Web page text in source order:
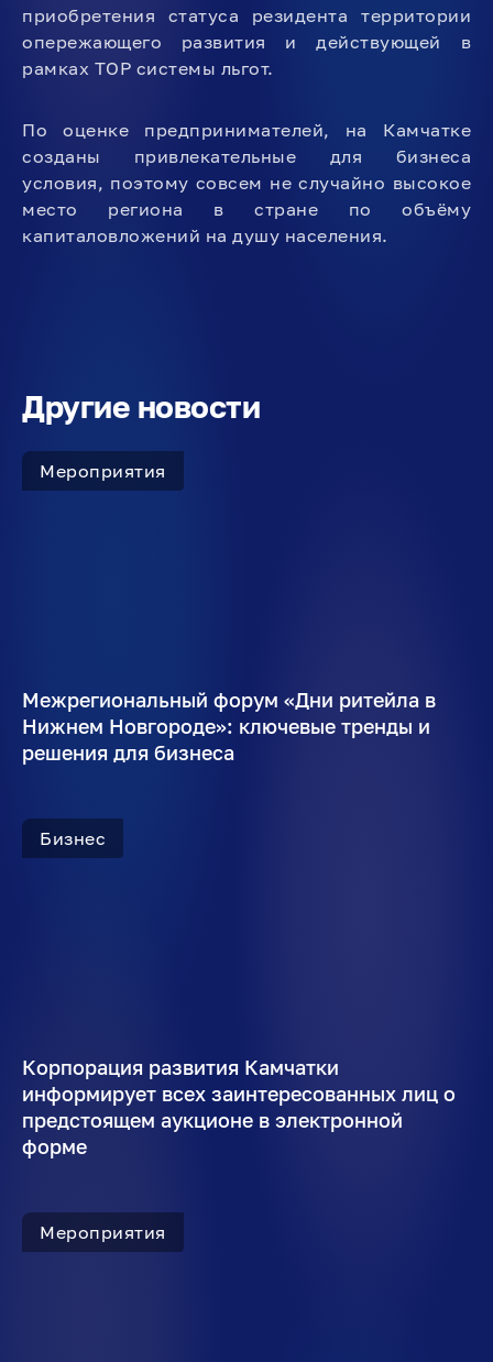
приобретения статуса резидента территории
опережающего развития и действующей в
рамках ТОР системы льгот.
По оценке предпринимателей, на Камчатке
созданы привлекательные для бизнеса
условия, поэтому совсем не случайно высокое
место региона в стране по объёму
капиталовложений на душу населения.
Другие новости
Мероприятия
Межрегиональный форум «Дни ритейла в
Нижнем Новгороде»: ключевые тренды и
решения для бизнеса
Бизнес
Корпорация развития Камчатки
информирует всех заинтересованных лиц о
предстоящем аукционе в электронной
форме
Мероприятия